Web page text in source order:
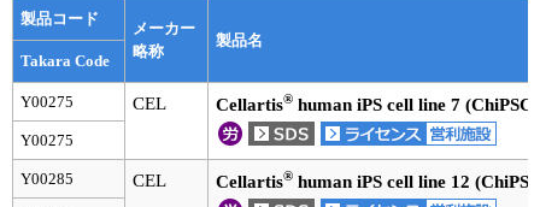
幹細胞・再生医療研究ガイド
クローニング実験ガイド
細胞選択ガイド
エピジェネティクス実験ガイド
製品コード
メーカー
略称
製品名
Takara Code
Y00275 CEL Cellartis® human iPS cell line 7
Y00275
Y00285 CEL Cellartis® human iPS cell line 12